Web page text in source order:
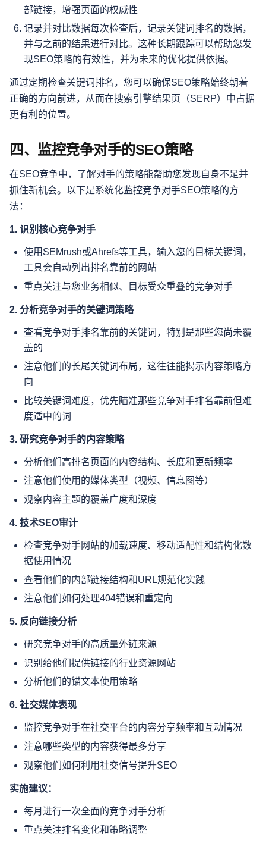
部链接，增强页面的权威性
记录并对比数据每次检查后，记录关键词排名的数据，
并与之前的结果进行对比。这种长期跟踪可以帮助您发
现SEO策略的有效性，并为未来的优化提供依据。
通过定期检查关键词排名，您可以确保SEO策略始终朝着
正确的方向前进，从而在搜索引擎结果页（SERP）中占据
更有利的位置。
四、监控竞争对手的SEO策略
在SEO竞争中，了解对手的策略能帮助您发现自身不足并
抓住新机会。以下是系统化监控竞争对手SEO策略的方
法：
1. 识别核心竞争对手
使用SEMrush或Ahrefs等工具，输入您的目标关键词，
工具会自动列出排名靠前的网站
重点关注与您业务相似、目标受众重叠的竞争对手
2. 分析竞争对手的关键词策略
查看竞争对手排名靠前的关键词，特别是那些您尚未覆
盖的
注意他们的长尾关键词布局，这往往能揭示内容策略方
向
比较关键词难度，优先瞄准那些竞争对手排名靠前但难
度适中的词
3. 研究竞争对手的内容策略
分析他们高排名页面的内容结构、长度和更新频率
注意他们使用的媒体类型（视频、信息图等）
观察内容主题的覆盖广度和深度
4. 技术SEO审计
检查竞争对手网站的加载速度、移动适配性和结构化数
据使用情况
查看他们的内部链接结构和URL规范化实践
注意他们如何处理404错误和重定向
5. 反向链接分析
研究竞争对手的高质量外链来源
识别给他们提供链接的行业资源网站
分析他们的锚文本使用策略
6. 社交媒体表现
监控竞争对手在社交平台的内容分享频率和互动情况
注意哪些类型的内容获得最多分享
观察他们如何利用社交信号提升SEO
实施建议：
每月进行一次全面的竞争对手分析
重点关注排名变化和策略调整